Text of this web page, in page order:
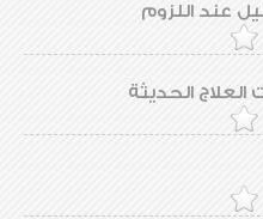
عند اللزوم
الحديثة